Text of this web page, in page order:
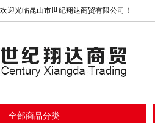
欢迎光临昆山市世纪翔达商贸有限公司！
全部商品分类